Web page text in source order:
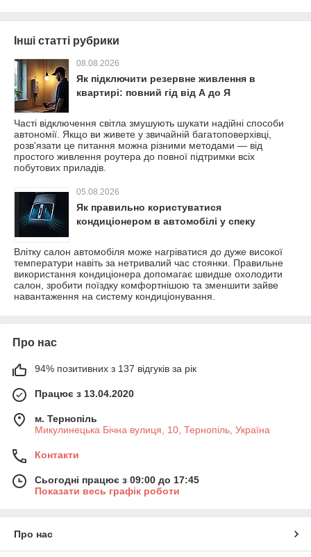
Інші статті рубрики
08.08.2026
Як підключити резервне живлення в
квартирі: повний гід від А до Я
Часті відключення світла змушують шукати надійні способи
автономії. Якщо ви живете у звичайній багатоповерхівці,
розв'язати це питання можна різними методами — від
простого живлення роутера до повної підтримки всіх
побутових приладів.
05.08.2026
Як правильно користуватися
кондиціонером в автомобілі у спеку
Влітку салон автомобіля може нагріватися до дуже високої
температури навіть за нетривалий час стоянки. Правильне
використання кондиціонера допомагає швидше охолодити
салон, зробити поїздку комфортнішою та зменшити зайве
навантаження на систему кондиціонування.
Про нас
94% позитивних з 137 відгуків за рік
Працює з 13.04.2020
м. Тернопіль
Микулинецька Бічна вулиця, 10, Тернопіль, Україна
Контакти
Сьогодні працює з 09:00 до 17:45
Показати весь графік роботи
Про нас